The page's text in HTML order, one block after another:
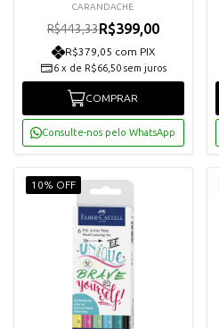
CARANDACHE
R$443,33R$399,00
R$379,05 com PIX
6 x de R$66,50 sem juros
COMPRAR
Consulte-nos pelo WhatsApp
10% OFF